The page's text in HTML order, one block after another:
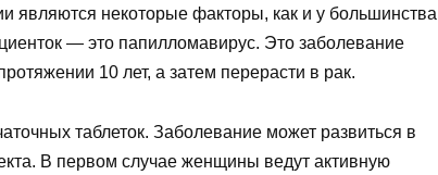
являются некоторые факторы, как и у большинства
— это папилломавирус. Это заболевание
10 лет, а затем перерасти в рак.
таблеток. Заболевание может развиться в
В первом случае женщины ведут активную